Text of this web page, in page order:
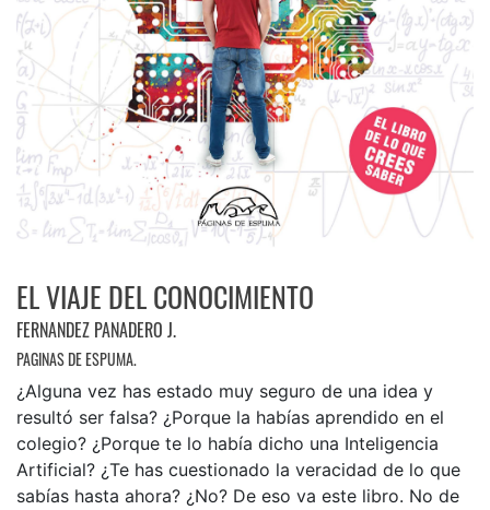
EL VIAJE DEL CONOCIMIENTO
FERNANDEZ PANADERO J.
PAGINAS DE ESPUMA.
¿Alguna vez has estado muy seguro de una idea y
resultó ser falsa? ¿Porque la habías aprendido en el
colegio? ¿Porque te lo había dicho una Inteligencia
Artificial? ¿Te has cuestionado la veracidad de lo que
sabías hasta ahora? ¿No? De eso va este libro. No de